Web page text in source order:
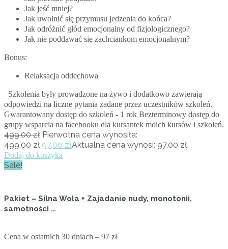
Jak jeść mniej?
Jak uwolnić się przymusu jedzenia do końca?
Jak odróżnić głód emocjonalny od fizjologicznego?
Jak nie poddawać się zachciankom emocjonalnym?
Bonus:
Relaksacja oddechowa
Szkolenia były prowadzone na żywo i dodatkowo zawierają
odpowiedzi na liczne pytania zadane przez uczestników szkoleń.
Gwarantowany dostęp do szkoleń - 1 rok Bezterminowy dostęp do
grupy wsparcia na facebooku dla kursantek moich kursów i szkoleń.
499,00zł Pierwotna cena wynosiła:
499,00 zł.97,00 złAktualna cena wynosi: 97,00 zł.
Dodaj do koszyka
Sale!
Pakiet – Silna Wola + Zajadanie nudy, monotonii,
samotności …
Cena w ostatnich 30 dniach – 97 zł